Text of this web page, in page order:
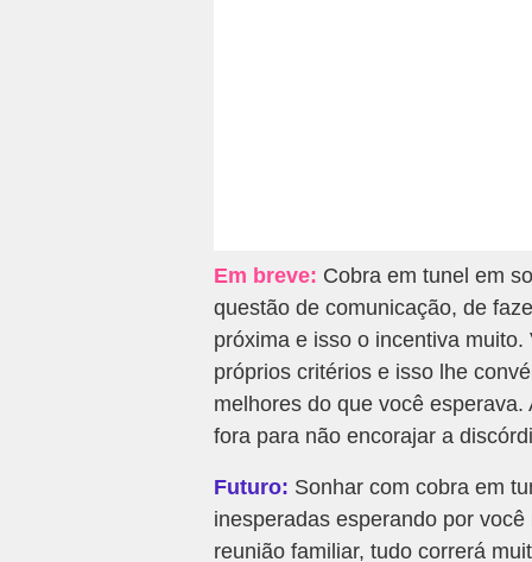
Em breve: Cobra em tunel em
questão de comunicação, de
próxima e isso o incentiva
próprios critérios e isso lhe
melhores do que você
fora para não encorajar a
Futuro: Sonhar com cobra em
inesperadas esperando por
reunião familiar, tudo correrá